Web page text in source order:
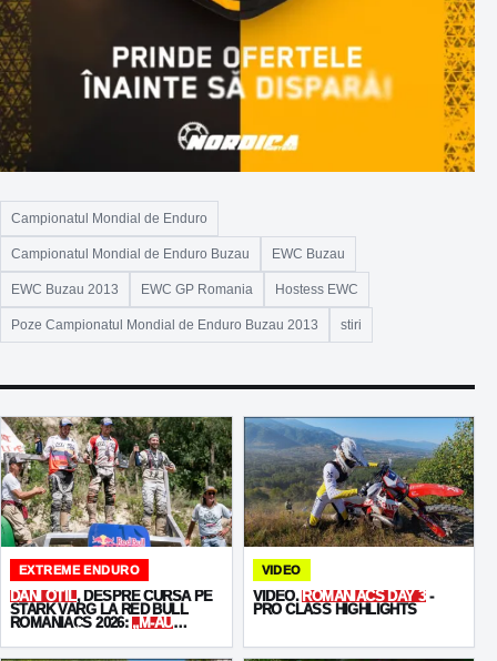
Campionatul Mondial de Enduro
Campionatul Mondial de Enduro Buzau EWC Buzau
EWC Buzau 2013 EWC GP Romania Hostess EWC
Poze Campionatul Mondial de Enduro Buzau 2013 stiri
EXTREME ENDURO
DANI OȚIL, DESPRE CURSA PE
STARK VARG LA RED BULL
ROMANIACS 2026: „M-AU
VIDEO
VIDEO. ROMANIACS DAY 3-
PRO CLASS HIGHLIGHTS